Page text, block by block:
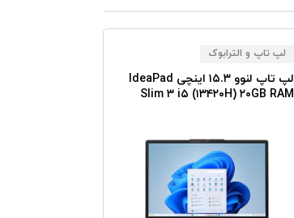
لپ تاپ و الترابوک
لپ تاپ لنوو ۱۵.۳ اینچی IdeaPad
Slim ۳ i۵ (۱۳۴۲۰H) ۲۰GB RAM